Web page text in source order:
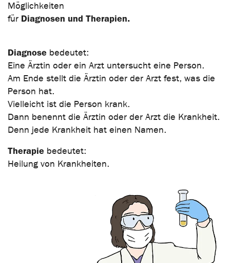
Möglichkeiten
für Diagnosen und Therapien.
Diagnose bedeutet:
Eine Ärztin oder ein Arzt untersucht eine Person.
Am Ende stellt die Ärztin oder der Arzt fest, was die
Person hat.
Vielleicht ist die Person krank.
Dann benennt die Ärztin oder der Arzt die Krankheit.
Denn jede Krankheit hat einen Namen.
Therapie bedeutet:
Heilung von Krankheiten.